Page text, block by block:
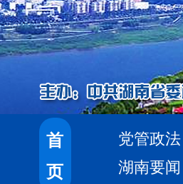
首
页
党管政法
湖南要闻